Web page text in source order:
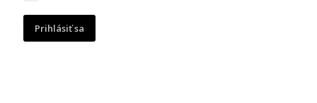
Prihlásiť sa